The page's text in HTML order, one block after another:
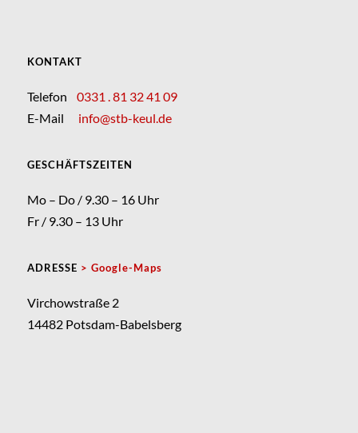
KONTAKT
Telefon
0331 . 81 32 41 09
E-Mail
info@stb-keul.de
GESCHÄFTSZEITEN
Mo – Do / 9.30 – 16 Uhr
Fr / 9.30 – 13 Uhr
ADRESSE > Google-Maps
Virchowstraße 2
14482 Potsdam-Babelsberg